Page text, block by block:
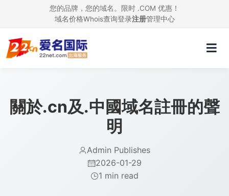
您的品牌，您的域名。限时 .COM 优惠！
域名价格Whois查询登录注册管理中心
關於.cn及.中國域名註冊的聲
明
Admin Publishes
2026-01-29
1 min read